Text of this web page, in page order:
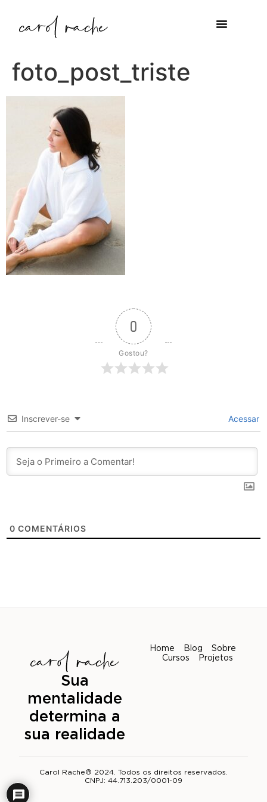
foto_post_triste
0
Gostou?
Inscrever-se Acessar
0 COMENTÁRIOS
Sua
mentalidade
determina a
sua realidade
Home Blog
Sobre
Cursos
Projetos
Carol Rache® 2024. Todos os direitos reservados.
CNPJ: 44.713.203/0001-09